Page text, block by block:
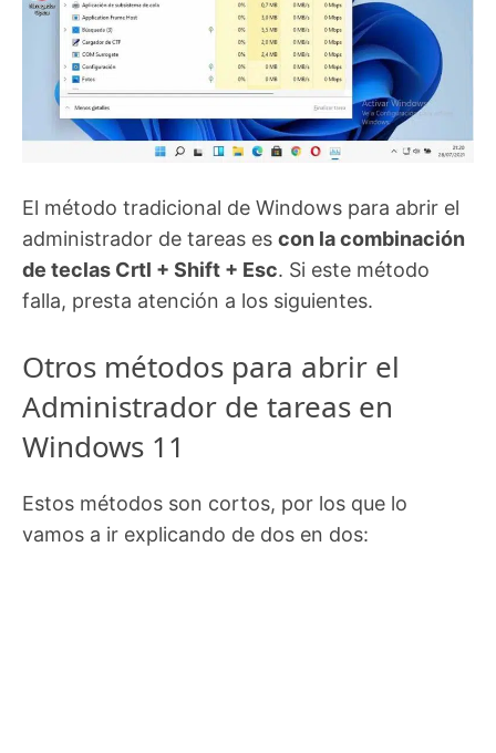
El método tradicional de Windows para abrir el
administrador de tareas es con la combinación
de teclas Crtl + Shift + Esc. Si este método
falla, presta atención a los siguientes.
Otros métodos para abrir el
Administrador de tareas en
Windows 11
Estos métodos son cortos, por los que lo
vamos a ir explicando de dos en dos: